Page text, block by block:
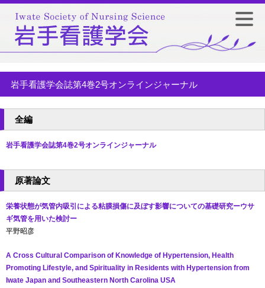
岩手看護学会誌第4巻2号オンラインジャーナル
全編
岩手看護学会誌第4巻2号オンラインジャーナル
原著論文
栄養状態が気管内吸引による粘膜損傷に及ぼす影響についての基礎研究ーウサ
ギ気管を用いた検討ー
平野昭彦
A Cross Cultural Comparison of Knowledge of Hypertension, Health
Promoting Lifestyle, and Spirituality in Residents with Hypertension from
Iwate Japan and Southeastern North Carolina USA